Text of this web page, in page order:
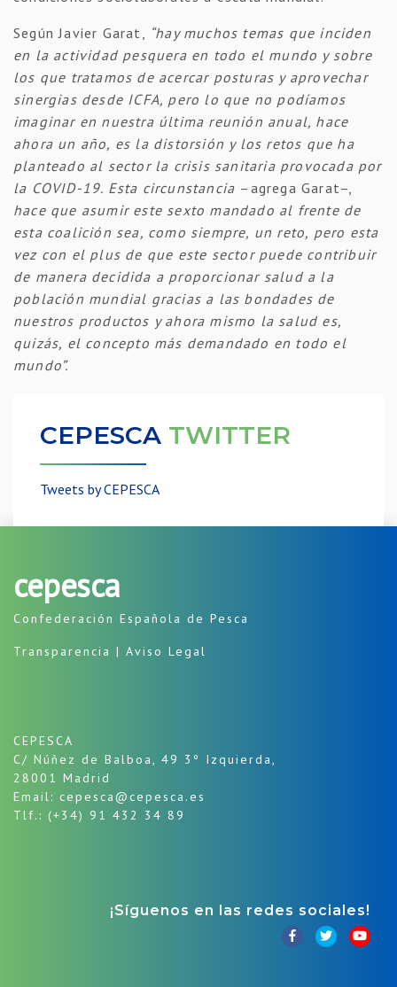
Según Javier Garat,
“hay muchos temas que inciden
en la actividad pesquera en todo el mundo y sobre
los que tratamos de acercar posturas y aprovechar
sinergias desde ICFA, pero lo que no podíamos
imaginar en nuestra última reunión anual, hace
ahora un año, es la distorsión y los retos que ha
planteado al sector la crisis sanitaria provocada por
la COVID-19. Esta circunstancia –agrega Garat–,
hace que asumir este sexto mandado al frente de
esta coalición sea, como siempre, un reto, pero esta
vez con el plus de que este sector puede contribuir
de manera decidida a proporcionar salud a la
población mundial gracias a las bondades de
nuestros productos y ahora mismo la salud es,
quizás, el concepto más demandado en todo el
mundo”.
CEPESCA TWITTER
Tweets by CEPESCA
cepesca
Confederación Española de Pesca
Transparencia | Aviso Legal
CEPESCA
C/ Núñez de Balboa, 49 3º Izquierda,
28001 Madrid
Email: cepesca@cepesca.es
Tlf.: (+34) 91 432 34 89
¡Síguenos en las redes sociales!